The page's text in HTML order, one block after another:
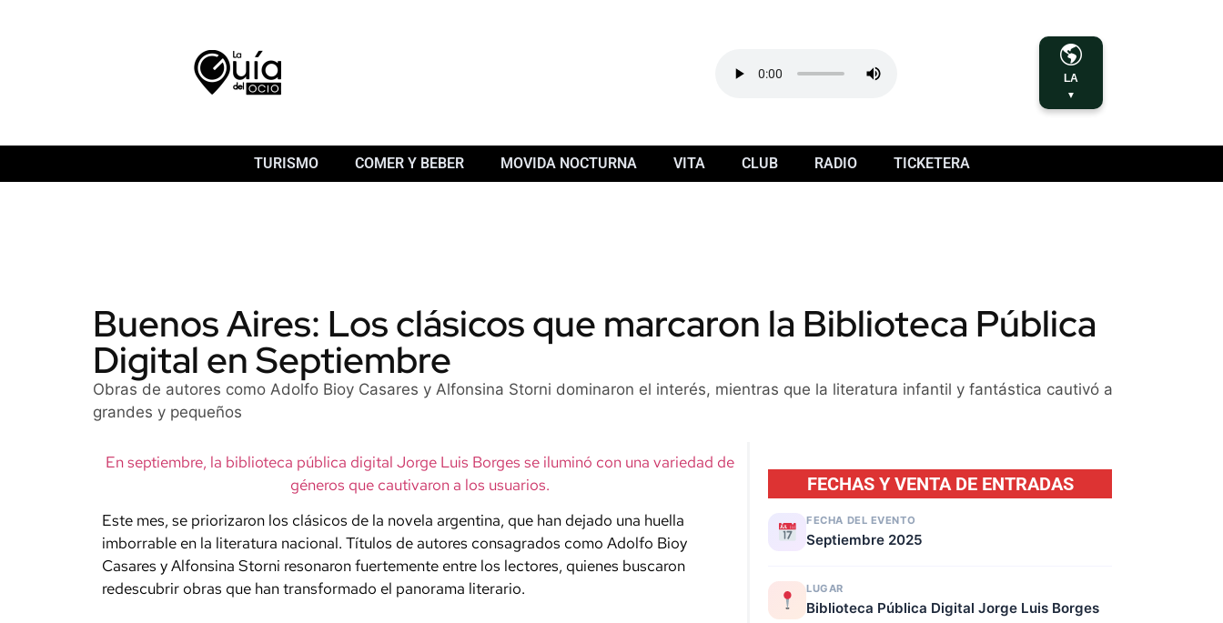
LA
▼
TURISMO COMER Y BEBER MOVIDA NOCTURNA VITA CLUB RADIO TICKETERA
Buenos Aires: Los clásicos que marcaron la Biblioteca Pública
Digital en Septiembre
Obras de autores como Adolfo Bioy Casares y Alfonsina Storni dominaron el interés, mientras que la literatura infantil y fantástica cautivó a
grandes y pequeños
En septiembre, la biblioteca pública digital Jorge Luis Borges se iluminó con una variedad de
géneros que cautivaron a los usuarios.
Este mes, se priorizaron los clásicos de la novela argentina, que han dejado una huella
imborrable en la literatura nacional. Títulos de autores consagrados como Adolfo Bioy
Casares y Alfonsina Storni resonaron fuertemente entre los lectores, quienes buscaron
redescubrir obras que han transformado el panorama literario.
FECHAS Y VENTA DE ENTRADAS
FECHA DEL EVENTO
Septiembre 2025
LUGAR
Biblioteca Pública Digital Jorge Luis Borges